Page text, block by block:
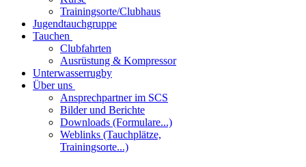
Trainingsorte/Clubhaus
Jugendtauchgruppe
Tauchen
Clubfahrten
Ausrüstung & Kompressor
Unterwasserrugby
Über uns
Ansprechpartner im SCS
Bilder und Berichte
Downloads (Formulare...)
Weblinks (Tauchplätze,
Trainingsorte...)